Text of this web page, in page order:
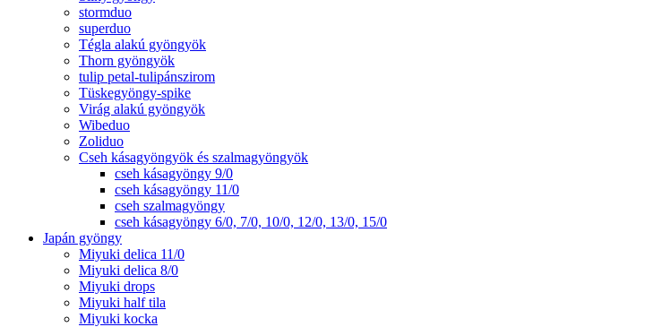
stormduo
superduo
Tégla alakú gyöngyök
Thorn gyöngyök
tulip petal-tulipánszirom
Tüskegyöngy-spike
Virág alakú gyöngyök
Wibeduo
Zoliduo
Cseh kásagyöngyök és szalmagyöngyök
cseh kásagyöngy 9/0
cseh kásagyöngy 11/0
cseh szalmagyöngy
cseh kásagyöngy 6/0, 7/0, 10/0, 12/0, 13/0, 15/0
Japán gyöngy
Miyuki delica 11/0
Miyuki delica 8/0
Miyuki drops
Miyuki half tila
Miyuki kocka